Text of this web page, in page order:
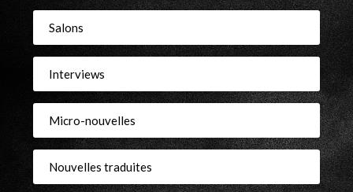
Salons
Interviews
Micro-nouvelles
Nouvelles traduites